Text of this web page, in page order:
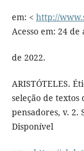
em: < http://
Acesso em: 24 de
de 2022.
ARISTÓTELES.
seleção de textos
pensadores, v. 2.
Disponível